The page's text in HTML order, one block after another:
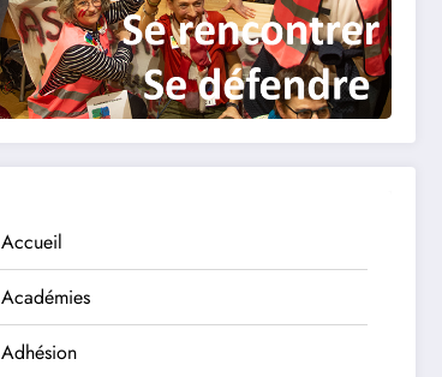
Accueil
Académies
Adhésion